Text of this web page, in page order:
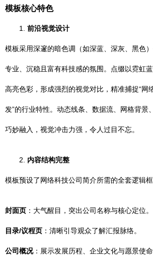
模板核心特色
1. 前沿视觉设计
模板采用深邃的暗色调（如深蓝、深灰、黑色
专业、沉稳且富有科技感的氛围。点缀以霓虹
高亮色彩，形成强烈的视觉对比，精准捕捉“网
发”的行业特性。动态线条、数据流、网格背景
巧妙融入，视觉冲击力强，令人过目不忘。
2. 内容结构完整
模板预设了网络科技公司简介所需的全套逻辑框
封面页 ：大气醒目，突出公司名称与核心定位。
目录/议程页 ：清晰引导观众了解汇报脉络。
公司概况：展示发展历程、企业文化与愿景使命